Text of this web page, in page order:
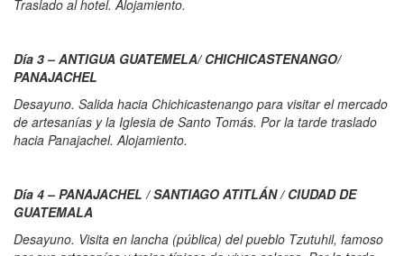
Traslado al hotel. Alojamiento.
Día 3 – ANTIGUA GUATEMELA/ CHICHICASTENANGO/
PANAJACHEL
Desayuno. Salida hacia Chichicastenango para visitar el mercado
de artesanías y la Iglesia de Santo Tomás. Por la tarde traslado
hacia Panajachel. Alojamiento.
Día 4 – PANAJACHEL / SANTIAGO ATITLÁN / CIUDAD DE
GUATEMALA
Desayuno. Visita en lancha (pública) del pueblo Tzutuhil, famoso